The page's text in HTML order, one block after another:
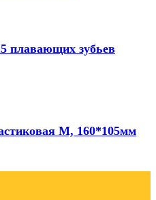
плавающих зубьев
M, 160*105мм